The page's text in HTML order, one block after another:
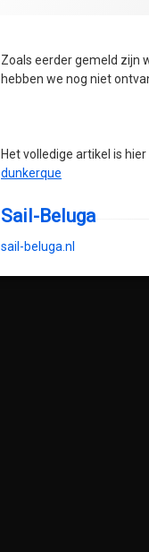
Zoals eerder gemeld zijn
hebben we nog niet
Het volledige artikel is
dunkerque
Sail-Beluga
sail-beluga.nl